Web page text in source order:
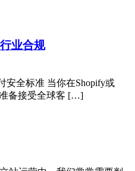
业合规
安全标准 当你在Shopify或
准备接受全球客 […]